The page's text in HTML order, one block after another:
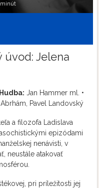
minút
úvod: Jelena
Hudba: Jan Hammer ml. •
Pavel Landovský
a filozofa Ladislava
epizódami
nenávisti, v
neustále atakovať
pri príležitosti jej